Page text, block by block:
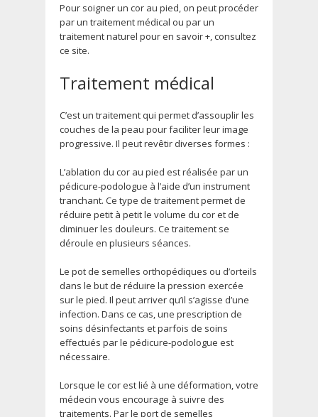
Pour soigner un cor au pied, on peut procéder
par un traitement médical ou par un
traitement naturel pour en savoir +, consultez
ce site.
Traitement médical
C’est un traitement qui permet d’assouplir les
couches de la peau pour faciliter leur image
progressive. Il peut revêtir diverses formes :
L’ablation du cor au pied est réalisée par un
pédicure-podologue à l’aide d’un instrument
tranchant. Ce type de traitement permet de
réduire petit à petit le volume du cor et de
diminuer les douleurs. Ce traitement se
déroule en plusieurs séances.
Le pot de semelles orthopédiques ou d’orteils
dans le but de réduire la pression exercée
sur le pied. Il peut arriver qu’il s’agisse d’une
infection. Dans ce cas, une prescription de
soins désinfectants et parfois de soins
effectués par le pédicure-podologue est
nécessaire.
Lorsque le cor est lié à une déformation, votre
médecin vous encourage à suivre des
traitements. Par le port de semelles